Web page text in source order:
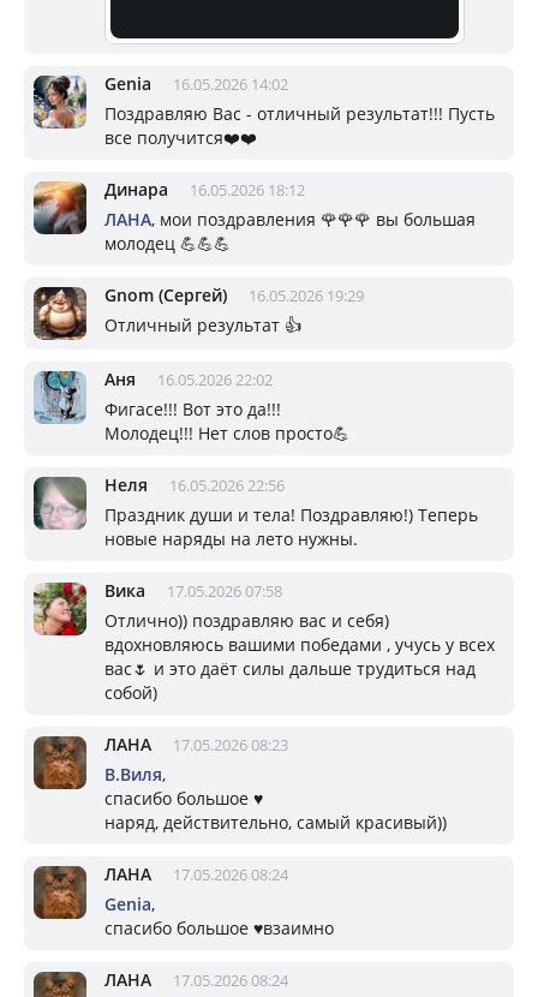
Genia 16.05.2026 14:02
Поздравляю Вас - отличный результат!!! Пусть
все получится❤️❤️
Динара 16.05.2026 18:12
ЛАНА, мои поздравления 🌹🌹🌹 вы большая
молодец 💪💪💪
Gnom (Сергей) 16.05.2026 19:29
Отличный результат 👍
Аня 16.05.2026 22:02
Фигасе!!! Вот это да!!!
Молодец!!! Нет слов просто💪
Неля 16.05.2026 22:56
Праздник души и тела! Поздравляю!) Теперь
новые наряды на лето нужны.
Вика 17.05.2026 07:58
Отлично)) поздравляю вас и себя)
вдохновляюсь вашими победами , учусь у всех
вас🌷 и это даёт силы дальше трудиться над
собой)
ЛАНА 17.05.2026 08:23
В.Виля,
спасибо большое ♥️
наряд, действительно, самый красивый))
ЛАНА 17.05.2026 08:24
Genia,
спасибо большое ♥️взаимно
ЛАНА 17.05.2026 08:24